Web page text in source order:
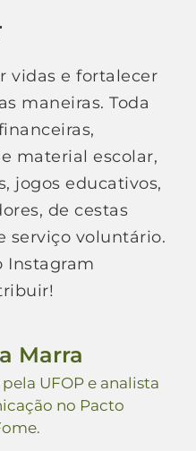
vidas e fortalecer
maneiras. Toda
material escolar,
jogos educativos,
de cestas
serviço voluntário.
Instagram
Marra
UFOP e analista
no Pacto